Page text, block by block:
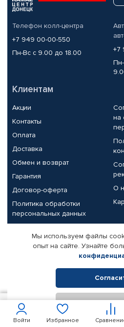
Войти Избранное
Телефон колл-центра
+7 949 00-00-550
Пн-Вс с 9.00 до 18.00
+7
Клиентам
Акции
Контакты
Оплата
Доставка
Обмен и возврат
Гарантия
Договор-оферта
Политика обработки
персональных данных
на
О
Партнерам
Корпоративным клиентам
Поставщикам
© КАМАЗ ЦЕНТР ДОНЕЦК, 2015-2026.
Интернет-магазин автомобильных
Мы используем файлы
опыт на сайте. Узнайте
700